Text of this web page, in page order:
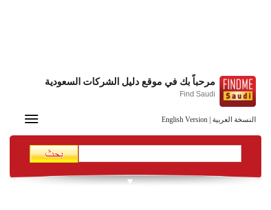
النسخة العربية English Version
مرحباً بك في موقع دليل الشركات السعودية
Find Saudi
Toggle